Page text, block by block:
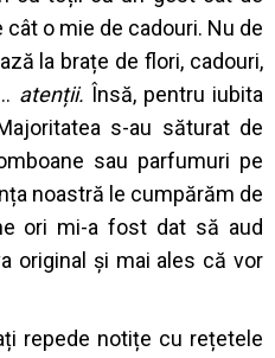
o mie de cadouri. Nu de
la brațe de flori, cadouri,
atenții. Însă, pentru iubita
s-au săturat de
sau parfumuri pe
noastră le cumpărăm de
ori mi-a fost dat să aud
original și mai ales că vor
repede notițe cu rețetele